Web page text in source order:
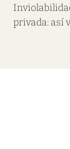
privada: así